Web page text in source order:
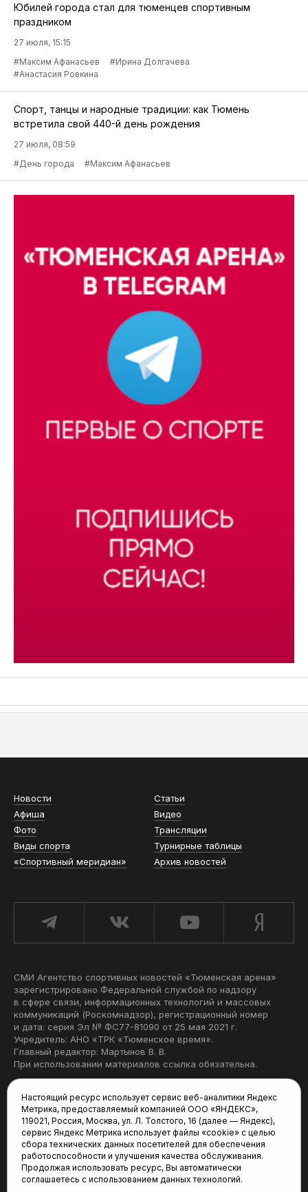
Юбилей города стал для тюменцев спортивным
праздником
27 июля, 15:15
#Максим Афанасьев
#Ирина Долгачева
#Анастасия Ровкина
Спорт, танцы и народные традиции: как Тюмень
встретила свой 440-й день рождения
27 июля, 08:59
#День города
#Максим Афанасьев
Новости
Статьи
Афиша
Видео
Фото
Трансляции
Виды спорта
Турнирные таблицы
«Спортивный меридиан»
Архив новостей
СМИ Агентство спортивных новостей «Тюменская арена»
зарегистрировано Федеральной службой по надзору
в сфере связи, информационных технологий и массовых
коммуникаций (Роскомнадзор), регистрационный номер
и дата: серия Эл № ФС77-81090 от 25 мая 2021 г.
Учредитель: АНО «ТРК «Тюменское время».
Главный редактор: Мартынов В. В.
При использовании материалов ссылка обязательна.
Редакция:
625035, Тюмень, пр. Геологоразведчиков, 28А
(3452) 68-22-28
tum-arena@mail.ru
Отдел продаж:
Настоящий ресурс использует сервис веб-аналитики Яндекс
Метрика, предоставляемый компанией ООО «ЯНДЕКС»,
119021, Россия, Москва, ул. Л. Толстого, 16 (далее — Яндекс),
сервис Яндекс Метрика использует файлы «cookie» с целью
сбора технических данных посетителей для обеспечения
работоспособности и улучшения качества обслуживания.
Продолжая использовать ресурс, Вы автоматически
соглашаетесь с использованием данных технологий.